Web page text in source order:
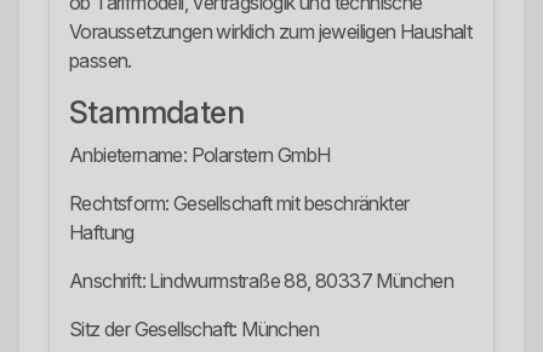
Voraussetzungen wirklich zum jeweiligen Haushalt
passen.
Stammdaten
Anbietername: Polarstern GmbH
Rechtsform: Gesellschaft mit beschränkter
Haftung
Anschrift: Lindwurmstraße 88, 80337 München
Sitz der Gesellschaft: München